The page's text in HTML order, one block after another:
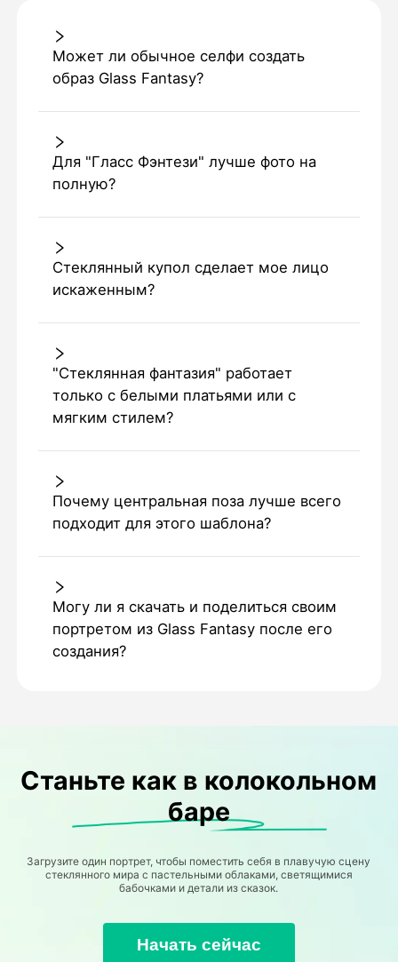
Может ли обычное селфи создать
образ Glass Fantasy?
Для "Гласс Фэнтези" лучше фото на
полную?
Стеклянный купол сделает мое лицо
искаженным?
"Стеклянная фантазия" работает
только с белыми платьями или с
мягким стилем?
Почему центральная поза лучше всего
подходит для этого шаблона?
Могу ли я скачать и поделиться своим
портретом из Glass Fantasy после его
создания?
Станьте как в колокольном
баре
Загрузите один портрет, чтобы поместить себя в плавучую сцену
стеклянного мира с пастельными облаками, светящимися
бабочками и детали из сказок.
Начать сейчас